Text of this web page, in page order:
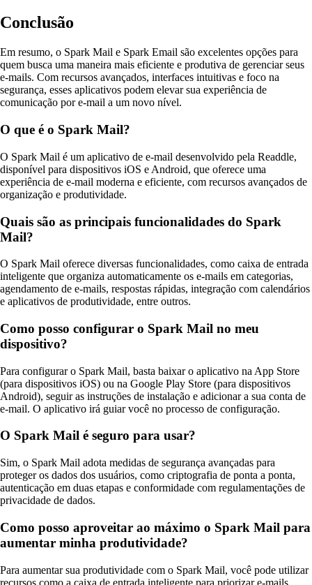
Conclusão
Em resumo, o Spark Mail e Spark Email são excelentes opções para
quem busca uma maneira mais eficiente e produtiva de gerenciar seus
e-mails. Com recursos avançados, interfaces intuitivas e foco na
segurança, esses aplicativos podem elevar sua experiência de
comunicação por e-mail a um novo nível.
O que é o Spark Mail?
O Spark Mail é um aplicativo de e-mail desenvolvido pela Readdle,
disponível para dispositivos iOS e Android, que oferece uma
experiência de e-mail moderna e eficiente, com recursos avançados de
organização e produtividade.
Quais são as principais funcionalidades do Spark
Mail?
O Spark Mail oferece diversas funcionalidades, como caixa de entrada
inteligente que organiza automaticamente os e-mails em categorias,
agendamento de e-mails, respostas rápidas, integração com calendários
e aplicativos de produtividade, entre outros.
Como posso configurar o Spark Mail no meu
dispositivo?
Para configurar o Spark Mail, basta baixar o aplicativo na App Store
(para dispositivos iOS) ou na Google Play Store (para dispositivos
Android), seguir as instruções de instalação e adicionar a sua conta de
e-mail. O aplicativo irá guiar você no processo de configuração.
O Spark Mail é seguro para usar?
Sim, o Spark Mail adota medidas de segurança avançadas para
proteger os dados dos usuários, como criptografia de ponta a ponta,
autenticação em duas etapas e conformidade com regulamentações de
privacidade de dados.
Como posso aproveitar ao máximo o Spark Mail para
aumentar minha produtividade?
Para aumentar sua produtividade com o Spark Mail, você pode utilizar
recursos como a caixa de entrada inteligente para priorizar e-mails